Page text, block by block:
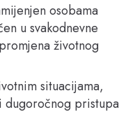
osobama
u svakodnevne
životnog
situacijama,
dugoročnog pristupa